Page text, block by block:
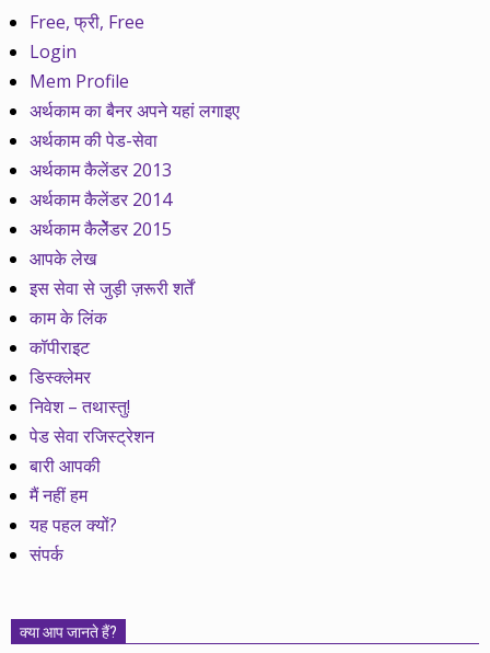
Free, फ्री, Free
Login
Mem Profile
अर्थकाम का बैनर अपने यहां लगाइए
अर्थकाम की पेड-सेवा
अर्थकाम कैलेंडर 2013
अर्थकाम कैलेंडर 2014
अर्थकाम कैलेेंडर 2015
आपके लेख
इस सेवा से जुड़ी ज़रूरी शर्तें
काम के लिंक
कॉपीराइट
डिस्क्लेमर
निवेश – तथास्तु!
पेड सेवा रजिस्ट्रेशन
बारी आपकी
मैं नहीं हम
यह पहल क्यों?
संपर्क
क्या आप जानते हैं?